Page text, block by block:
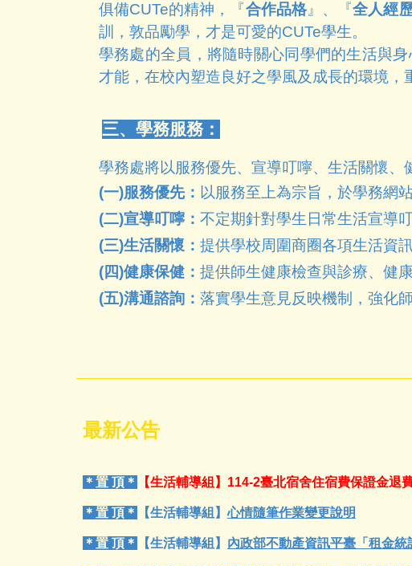
俱備CUTe的精神，『合作品格』、『全人經
訓，敦品勵學，才是可愛的CUTe學生。
學務處的全員，將隨時關心同學們的生活與
才能，在校內塑造良好之學風及成長的環境，
三、學務服務：
學務處將以服務優先、宣導叮嚀、生活關懷、
(一)服務優先： 以服務至上為宗旨，於學務網
(二)宣導叮嚀： 不定期針對學生日常生活宣導
(三)生活關懷： 提供學校周圍商圈各項生活資
(四)健康保健： 提供師生健康檢查與診療、健
(五)溝通諮詢： 落實學生意見反映機制，強化
最新公告
＊置 頂＊ 【生活輔導組】 114-2臺北宿舍住宿費保證金退
＊置 頂＊ 【生活輔導組】心情隨筆作業變更說明
＊置 頂＊ 【生活輔導組】 內政部不動產資訊平臺「租金統